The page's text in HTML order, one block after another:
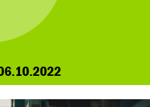
06.10.2022